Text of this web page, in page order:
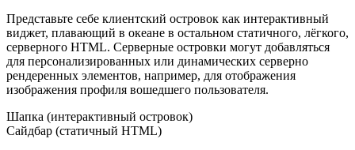
Представьте себе клиентский островок как интерактивный
виджет, плавающий в океане в остальном статичного, лёгкого,
серверного HTML. Серверные островки могут добавляться
для персонализированных или динамических серверно
рендеренных элементов, например, для отображения
изображения профиля вошедшего пользователя.
Шапка (интерактивный островок)
Сайдбар (статичный HTML)